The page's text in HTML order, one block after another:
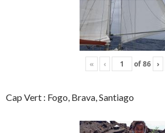
« ‹ of86 ›
Cap Vert : Fogo, Brava, Santiago